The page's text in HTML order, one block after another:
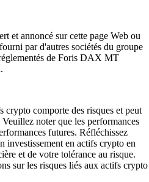
et annoncé sur cette page Web ou
par d'autres sociétés du groupe
de Foris DAX MT
comporte des risques et peut
noter que les performances
futures. Réfléchissez
investissement en actifs crypto en
et de votre tolérance au risque.
sur les risques liés aux actifs crypto